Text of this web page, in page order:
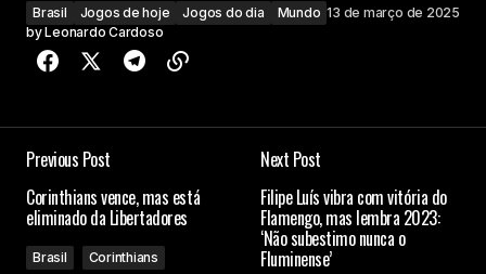
Brasil Jogos de hoje Jogos do dia Mundo 13 de março de 2025
byLeonardo Cardoso
Previous Post
Corinthians vence, mas está
eliminado da Libertadores
Brasil
Corinthians
Next Post
Filipe Luís vibra com vitória do
Flamengo, mas lembra 2023:
‘Não subestimo nunca o
Fluminense’